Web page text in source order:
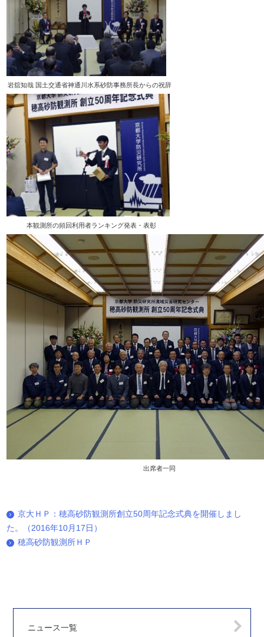
岩舘知哉 国土交通省神通川水系砂防事務所長からの祝辞
本観測所の頻回利用者ランキング発表・表彰
出席者一同
京大ＨＰ：穂高砂防観測所創立50周年記念式典を開催しまし
た。（2016年10月17日）
穂高砂防観測所ＨＰ
ニュース一覧